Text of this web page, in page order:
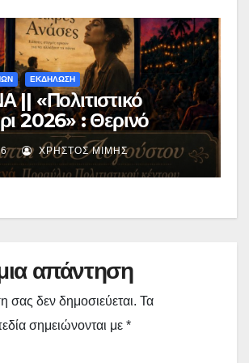
ΕΚΔΗΛΩΣΗ
|| «Πολιτιστικό
2026» : Θερινό
την βραβευμένη ταινία
ΧΡΉΣΤΟΣ ΜΊΜΗΣ
απάντηση
σας δεν δημοσιεύεται. Τα
σημειώνονται με *